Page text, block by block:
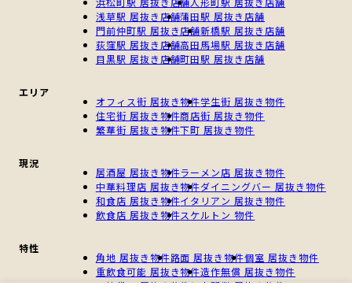
浅草駅 居抜き店舗蒲田駅 居抜き店舗
門前仲町駅 居抜き店舗新橋駅 居抜き店舗
荻窪駅 居抜き店舗高田馬場駅 居抜き店舗
目黒駅 居抜き店舗町田駅 居抜き店舗
エリア
オフィス街 居抜き物件学生街 居抜き物件
住宅街 居抜き物件商店街 居抜き物件
繁華街 居抜き物件下町 居抜き物件
現況
居酒屋 居抜き物件ラーメン店 居抜き物件
中華料理店 居抜き物件ダイニングバー 居抜き物件
和食店 居抜き物件イタリアン 居抜き物件
飲食店 居抜き物件スケルトン 物件
特性
角地 居抜き物件路面 居抜き物件個室 居抜き物件
重飲食可能 居抜き物件造作無償 居抜き物件
一棟貸し 居抜き物件個人開業 居抜き物件